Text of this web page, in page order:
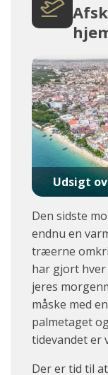
Udsigt
Den sidste
endnu en
træerne
har gjort hver
jeres
måske med
palmetaget
tidevandet er
Der er tid til